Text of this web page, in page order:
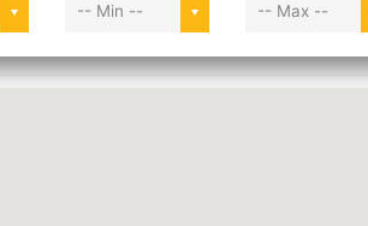
-- Min -- -- Max --